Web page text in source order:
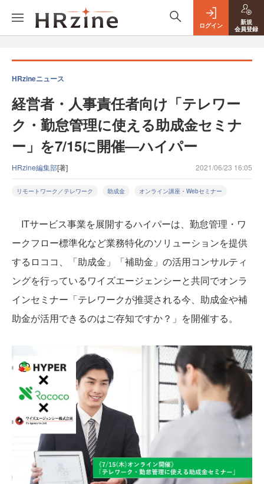
ログイン
新規
会員登録
HRzineニュース
経営者・人事責任者向け「テレワー
ク・勤怠管理に使える助成金セミナ
ー」を7/15に開催―ハイパー
HRzine編集部[著] 2021/06/23 16:05
リモートワーク／テレワーク 助成金 オンライン講座・Webセミナー
ITサービス事業を展開するハイパーは、勤怠管理・ワ
ークフロー標準化など業務特化のソリューションを提供
するロココ、「助成金」「補助金」の活用コンサルティ
ングを行っているワイズエージェンシーと共同でオンラ
インセミナー「テレワークが推奨される今、助成金や補
助金が活用できるのはご存知ですか？」を開催する。